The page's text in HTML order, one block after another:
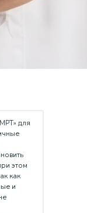
для
этом
как
и